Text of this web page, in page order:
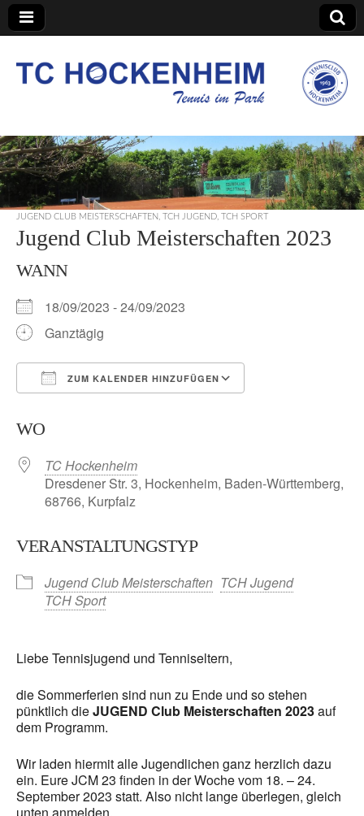
TC Hockenheim
JUGEND CLUB MEISTERSCHAFTEN TCH JUGEND TCH SPORT
Jugend Club Meisterschaften 2023
WANN
18/09/2023 - 24/09/2023
Ganztägig
ZUM KALENDER HINZUFÜGEN
WO
TC Hockenheim
Dresdener Str. 3, Hockenheim, Baden-Württemberg,
68766, Kurpfalz
VERANSTALTUNGSTYP
Jugend Club Meisterschaften TCH Jugend
TCH Sport
Liebe Tennisjugend und Tenniseltern,
die Sommerferien sind nun zu Ende und so stehen
pünktlich dieJUGEND Club Meisterschaften 2023auf
dem Programm.
Wir laden hiermit alle Jugendlichen ganz herzlich dazu
ein. Eure JCM 23 finden in der Woche vom 18. – 24.
September 2023 statt. Also nicht lange überlegen, gleich